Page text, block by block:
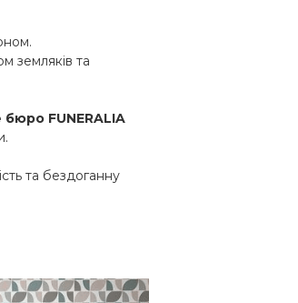
земляків та
FUNERALIA
та бездоганну